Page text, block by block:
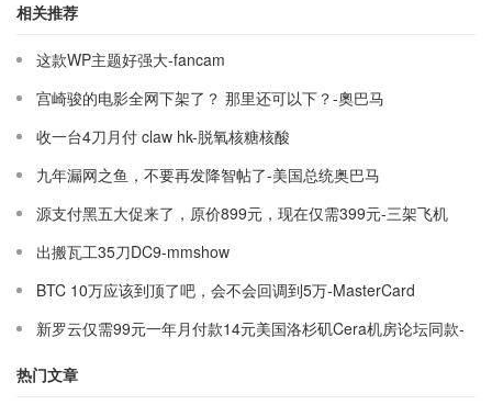
相关推荐
这款WP主题好强大-fancam
宫崎骏的电影全网下架了？ 那里还可以下？-奧巴马
收一台4刀月付 claw hk-脱氧核糖核酸
九年漏网之鱼，不要再发降智帖了-美国总统奥巴马
源支付黑五大促来了，原价899元，现在仅需399元-三架飞机
出搬瓦工35刀DC9-mmshow
BTC 10万应该到顶了吧，会不会回调到5万-MasterCard
新罗云仅需99元一年月付款14元美国洛杉矶Cera机房论坛同款-
热门文章